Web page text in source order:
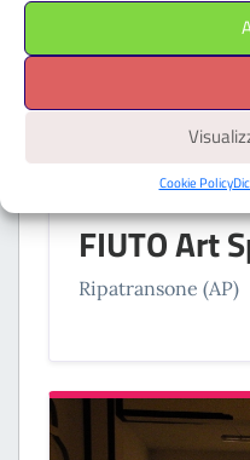
Cookie Policy
SPAZI
FIUTO Art
Ripatransone (AP)